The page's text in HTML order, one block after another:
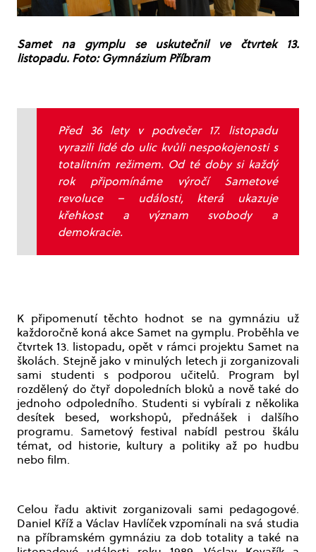
Samet na gymplu se uskutečnil ve čtvrtek 13.
listopadu. Foto: Gymnázium Příbram
Před 36 lety v podvečer 17. listopadu
vyrazili lidé do ulic kvůli nespokojenosti s
totalitním režimem. Od té doby si každý
rok připomínáme výročí Sametové
revoluce – události, která ukazuje
křehkost a význam svobody a
demokracie.
K připomenutí těchto hodnot se na gymnáziu už
každoročně koná akce Samet na gymplu. Proběhla ve
čtvrtek 13. listopadu, opět v rámci projektu Samet na
školách. Stejně jako v minulých letech ji zorganizovali
sami studenti s podporou učitelů. Program byl
rozdělený do čtyř dopoledních bloků a nově také do
jednoho odpoledního. Studenti si vybírali z několika
desítek besed, workshopů, přednášek i dalšího
programu. Sametový festival nabídl pestrou škálu
témat, od historie, kultury a politiky až po hudbu
nebo film.
Celou řadu aktivit zorganizovali sami pedagogové.
Daniel Kříž a Václav Havlíček vzpomínali na svá studia
na příbramském gymnáziu za dob totality a také na